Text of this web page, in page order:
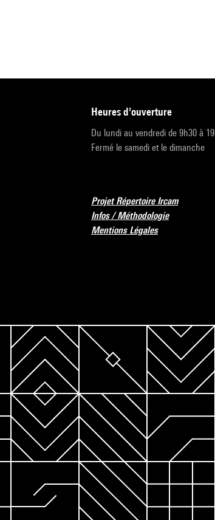
heures d'ouverture
Du lundi au vendredi de 9h30 à
Fermé le samedi et le dimanche
Projet Répertoire Ircam
Infos / Méthodologie
Mentions Légales